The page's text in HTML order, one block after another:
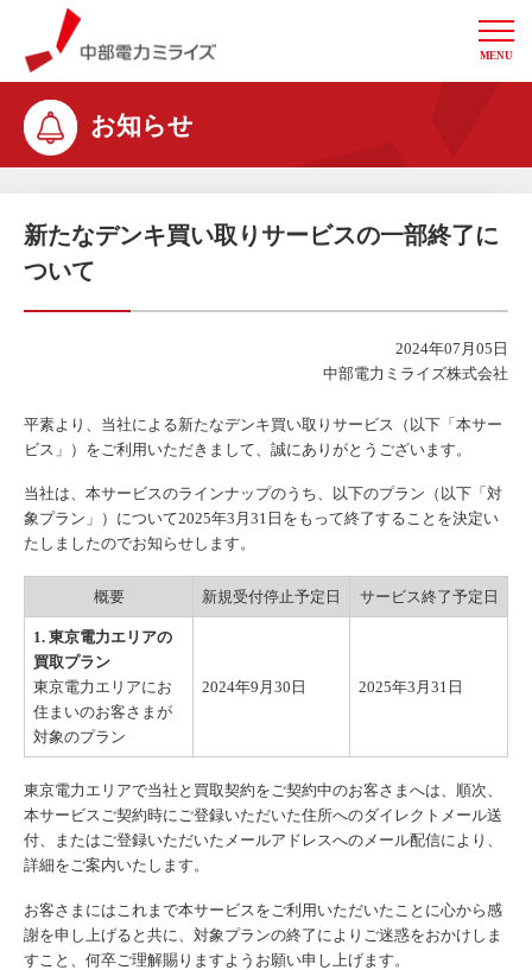
中部電力ミライズ
MENU
お知らせ
新たなデンキ買い取りサービスの一部終了に
ついて
2024年07月05日
中部電力ミライズ株式会社
平素より、当社による新たなデンキ買い取りサービス（以下「本サー
ビス」）をご利用いただきまして、誠にありがとうございます。
当社は、本サービスのラインナップのうち、以下のプラン（以下「対
象プラン」）について2025年3月31日をもって終了することを決定い
たしましたのでお知らせします。
概要 新規受付停止予定日 サービス終了予定日
1. 東京電力エリアの
買取プラン
東京電力エリアにお
住まいのお客さまが
対象のプラン
2024年9月30日 2025年3月31日
東京電力エリアで当社と買取契約をご契約中のお客さまへは、順次、
本サービスご契約時にご登録いただいた住所へのダイレクトメール送
付、またはご登録いただいたメールアドレスへのメール配信により、
詳細をご案内いたします。
お客さまにはこれまで本サービスをご利用いただいたことに心から感
謝を申し上げると共に、対象プランの終了によりご迷惑をおかけしま
すこと、何卒ご理解賜りますようお願い申し上げます。